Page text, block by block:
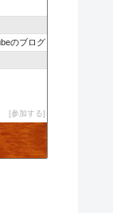
のブログ
建てよう
参加する